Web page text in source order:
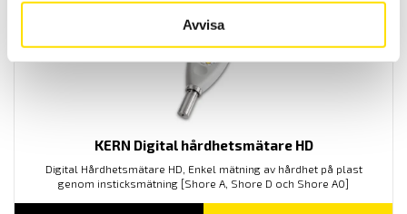
Avvisa
KERN Digital hårdhetsmätare HD
Digital Hårdhetsmätare HD, Enkel mätning av hårdhet på plast
genom insticksmätning [Shore A, Shore D och Shore A0]